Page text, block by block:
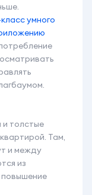
умного
толстые
Там,
и между
из